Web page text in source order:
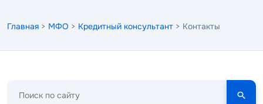
Главная > МФО > Кредитный консультант > Контакты